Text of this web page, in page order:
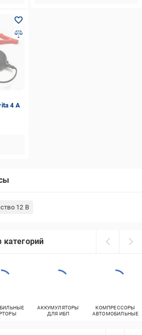
4 А
12 В
АККУМУЛЯТОРЫ
ДЛЯ ИБП
КОМПРЕССОРЫ
АВТОМОБИЛЬНЫЕ